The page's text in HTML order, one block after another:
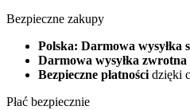
Bezpieczne zakupy
Polska: Darmowa wysyłka
Darmowa wysyłka zwrotna
Bezpieczne płatności dzięki
Płać bezpiecznie